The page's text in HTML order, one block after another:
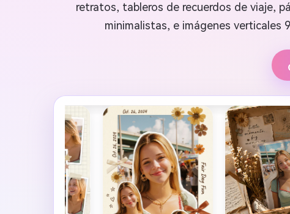
retratos, tableros de recuerdos de viaje,
minimalistas, e imágenes verticales